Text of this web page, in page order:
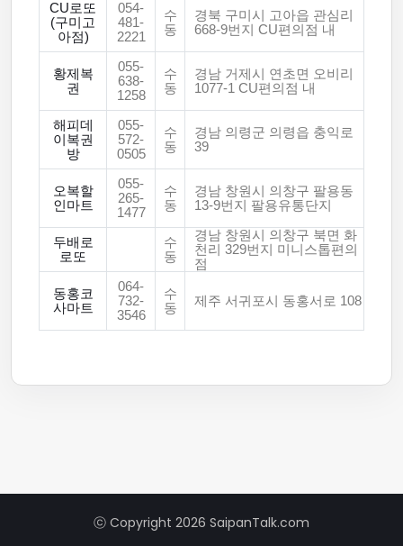
CU로또
(구미고
아점)
054-
481-
2221
수
동
경북 구미시 고아읍 관심리
668-9번지 CU편의점 내
황제복
권
055-
638-
1258
수
동
경남 거제시 연초면 오비리
1077-1 CU편의점 내
해피데
이복권
방
055-
572-
0505
수
동
경남 의령군 의령읍 충익로
39
오복할
인마트
055-
265-
1477
수
동
경남 창원시 의창구 팔용동
13-9번지 팔용유통단지
두배로
로또
수
동
경남 창원시 의창구 북면 화
천리 329번지 미니스톱편의
점
동홍코
사마트
064-
732-
3546
수
동
제주 서귀포시 동홍서로 108
ⓒ Copyright 2026 SaipanTalk.com